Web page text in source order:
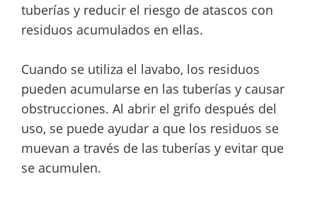
tuberías y reducir el riesgo de atascos con
residuos acumulados en ellas.
Cuando se utiliza el lavabo, los residuos
pueden acumularse en las tuberías y causar
obstrucciones. Al abrir el grifo después del
uso, se puede ayudar a que los residuos se
muevan a través de las tuberías y evitar que
se acumulen.